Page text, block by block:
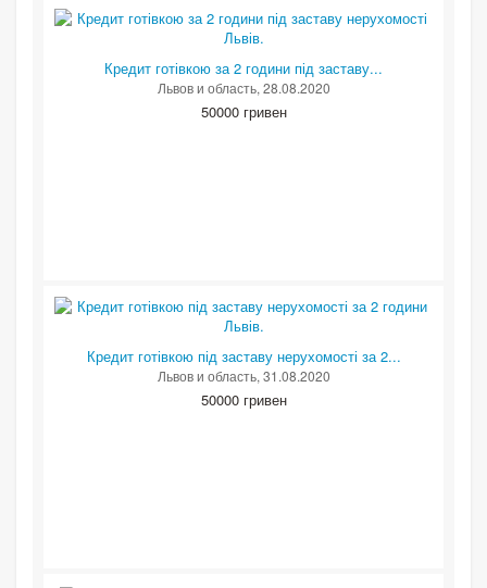
Кредит готівкою за 2 години під заставу...
Львов и область, 28.08.2020
50000 гривен
Кредит готівкою під заставу нерухомості за 2...
Львов и область, 31.08.2020
50000 гривен